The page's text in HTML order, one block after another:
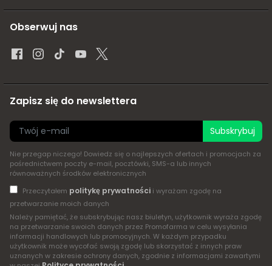
Obserwuj nas
Zapisz się do newslettera
Subskrybuj
Nie przegap niczego! Dowiedz się o najlepszych ofertach i promocjach za
pośrednictwem poczty e-mail, pocztówki, SMS-a lub innych
równoważnych środków elektronicznych
Przeczytałem politykę prywatnościi wyrażam zgodę na
przetwarzanie moich danych
Należy pamiętać, że subskrybując nasz biuletyn, użytkownik wyraża zgodę
na przetwarzanie swoich danych przez Promofarma w celu wysyłania
informacji handlowych lub promocyjnych. W każdym przypadku
użytkownik może wycofać swoją zgodę lub skorzystać z innych praw
uznanych w zakresie ochrony danych, zgodnie z informacjami zawartymi